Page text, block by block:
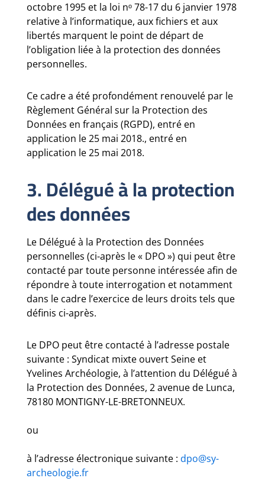
octobre 1995 et la loi nᵒ 78-17 du 6 janvier 1978
relative à l’informatique, aux fichiers et aux
libertés marquent le point de départ de
l’obligation liée à la protection des données
personnelles.
Ce cadre a été profondément renouvelé par le
Règlement Général sur la Protection des
Données en français (RGPD), entré en
application le 25 mai 2018., entré en
application le 25 mai 2018.
3. Délégué à la protection
des données
Le Délégué à la Protection des Données
personnelles (ci-après le « DPO ») qui peut être
contacté par toute personne intéressée afin de
répondre à toute interrogation et notamment
dans le cadre l’exercice de leurs droits tels que
définis ci-après.
Le DPO peut être contacté à l’adresse postale
suivante : Syndicat mixte ouvert Seine et
Yvelines Archéologie, à l’attention du Délégué à
la Protection des Données, 2 avenue de Lunca,
78180 MONTIGNY-LE-BRETONNEUX.
ou
à l’adresse électronique suivante : dpo@sy-
archeologie.fr